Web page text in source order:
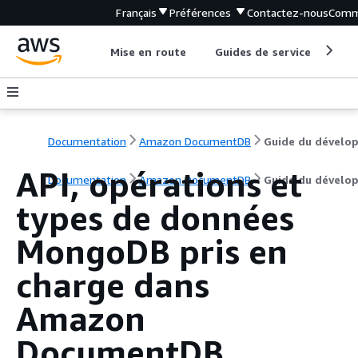
Français Préférences Contactez-nous
Mise en route Guides de service
Documentation Amazon DocumentDB
Documentation Amazon DocumentDB Guide du
API, opérations et
types de données
MongoDB pris en
charge dans
Amazon